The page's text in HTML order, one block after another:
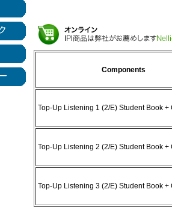
Components
Top-Up Listening 1 (2/E) Student Book +
Top-Up Listening 2 (2/E) Student Book +
Top-Up Listening 3 (2/E) Student Book +